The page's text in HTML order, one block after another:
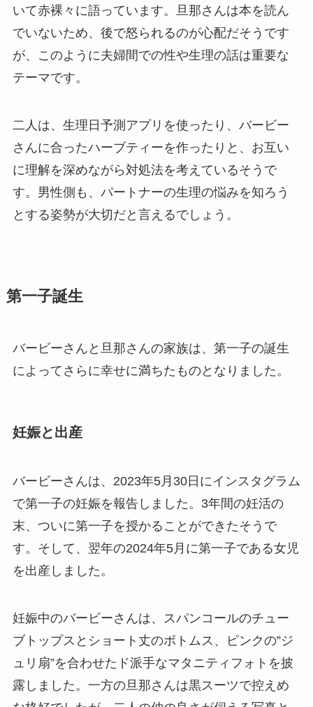
いて赤裸々に語っています。旦那さんは本を読ん
でいないため、後で怒られるのが心配だそうです
が、このように夫婦間での性や生理の話は重要な
テーマです。
二人は、生理日予測アプリを使ったり、バービー
さんに合ったハーブティーを作ったりと、お互い
に理解を深めながら対処法を考えているそうで
す。男性側も、パートナーの生理の悩みを知ろう
とする姿勢が大切だと言えるでしょう。
第一子誕生
バービーさんと旦那さんの家族は、第一子の誕生
によってさらに幸せに満ちたものとなりました。
妊娠と出産
バービーさんは、2023年5月30日にインスタグラム
で第一子の妊娠を報告しました。3年間の妊活の
末、ついに第一子を授かることができたそうで
す。そして、翌年の2024年5月に第一子である女児
を出産しました。
妊娠中のバービーさんは、スパンコールのチュー
ブトップスとショート丈のボトムス、ピンクの”ジ
ュリ扇”を合わせたド派手なマタニティフォトを披
露しました。一方の旦那さんは黒スーツで控えめ